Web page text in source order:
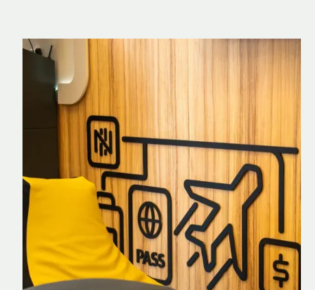
Nomad Explorer
Cartão de crédito brasileiro com cashback
em dólar